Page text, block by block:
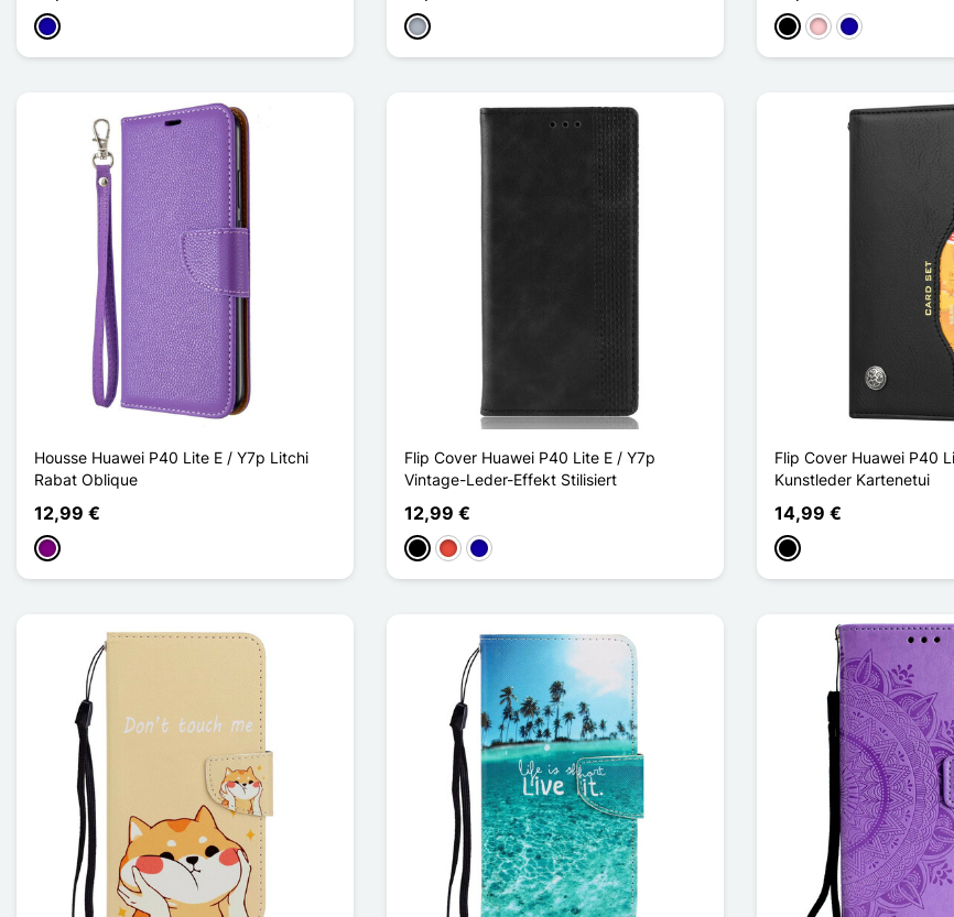
Dunkelblau Grau Schwarz
PinkDunkelblau
Housse Huawei P40 Lite E / Y7p Litchi
Rabat Oblique
12,99 €
Violett
Flip Cover Huawei P40 Lite E / Y7p
Vintage-Leder-Effekt Stilisiert
12,99 €
Schwarz
Rot Dunkelblau
Flip Cover Huawei P40
Kunstleder Kartenetui
14,99 €
Schwarz